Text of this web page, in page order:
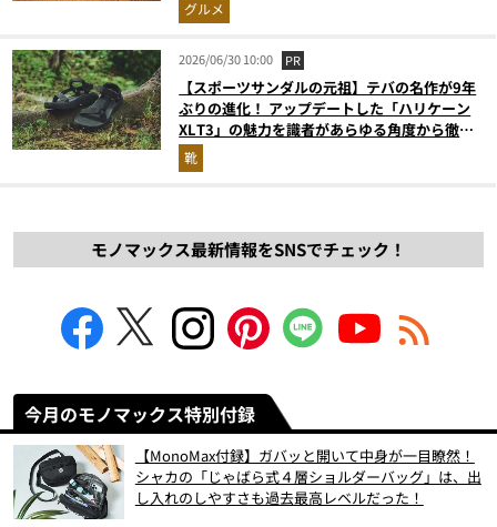
グルメ
2026/06/30 10:00 PR
【スポーツサンダルの元祖】テバの名作が9年
ぶりの進化！ アップデートした「ハリケーン
XLT3」の魅力を識者があらゆる角度から徹底
解説！
靴
モノマックス最新情報をSNSでチェック！
今月のモノマックス特別付録
【MonoMax付録】ガバッと開いて中身が一目瞭然！
シャカの「じゃばら式４層ショルダーバッグ」は、出
し入れのしやすさも過去最高レベルだった！